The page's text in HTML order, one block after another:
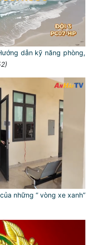
dẫn kỹ năng phòng,
những “ vòng xe xanh”